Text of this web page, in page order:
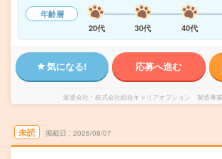
年齢層
20代
30代 40代
気になる! 応募へ進む
派遣会社 株式会社綜合キャリアオプション 製造事業
未読 掲載日 2026/08/07